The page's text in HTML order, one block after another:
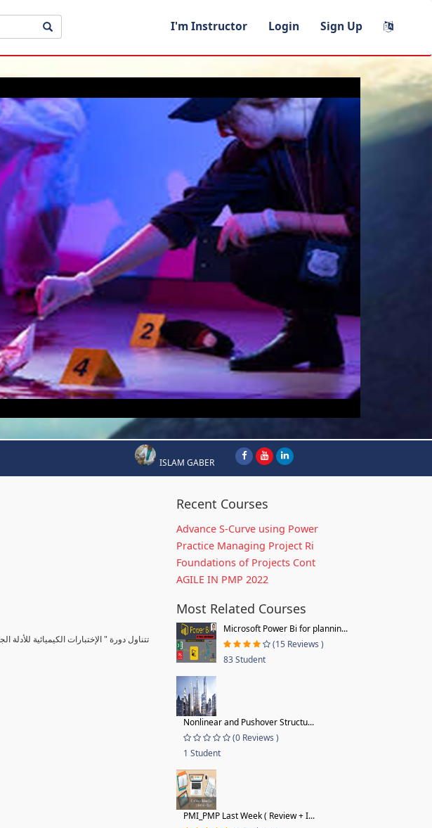
I'm Instructor Login Sign Up
ISLAM GABER
تتناول دورة " الإختبارات الكيميائية
Recent Courses
Advance S-Curve using Power
Practice Managing Project Ri
Foundations of Projects Cont
AGILE IN PMP 2022
Most Related Courses
Microsoft Power Bi for plannin...
(15 Reviews )
83 Student
Nonlinear and Pushover Structu...
(0 Reviews )
1 Student
PMI_PMP Last Week ( Review + I...